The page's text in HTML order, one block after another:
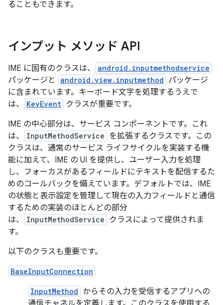
ることもできます。
インプット メソッド API
IME に固有のクラスは、 android.inputmethodservice
パッケージと android.view.inputmethod パッケージ
に含まれています。キーボード文字を処理するうえで
は、
KeyEvent クラスが重要です。
IME の中心部分は、サービス コンポーネントです。これ
は、
InputMethodService を拡張するクラスです。この
クラスは、通常のサービス ライフサイクルを実装する機
能に加えて、IME の UI を提供し、ユーザー入力を処理
し、フォーカスがあるフィールドにテキストを配信するた
めのコールバックを備えています。デフォルトでは、IME
の状態と表示設定を管理して現在の入力フィールドと通信
するための実装のほとんどの部分
は、
InputMethodService
クラスによって提供されま
す。
以下のクラスも重要です。
BaseInputConnection
InputMethod からその入力を受信するアプリへの